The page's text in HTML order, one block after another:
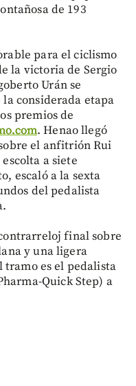
de 193
para el ciclismo
la victoria de Sergio
Urán se
considerada etapa
premios de
. Henao llegó
el anfitrión Rui
a siete
escaló a la sexta
del pedalista
final sobre
y una ligera
es el pedalista
Quick Step) a